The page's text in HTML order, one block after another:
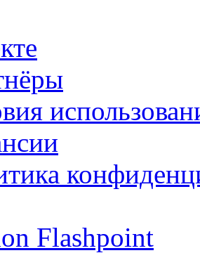
Flashpoint